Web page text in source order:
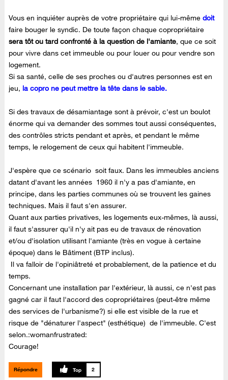
Vous en inquiéter auprès de votre propriétaire qui lui-même doit
faire bouger le syndic. De toute façon chaque copropriétaire
sera tôt ou tard confronté à la question de l'amiante, que ce soit
pour vivre dans cet immeuble ou pour louer ou pour vendre son
logement.
Si sa santé, celle de ses proches ou d'autres personnes est en
jeu, la copro ne peut mettre la tête dans le sable.
Si des travaux de désamiantage sont à prévoir, c'est un boulot
énorme qui va demander des sommes tout aussi conséquentes,
des contrôles stricts pendant et après, et pendant le même
temps, le relogement de ceux qui habitent l'immeuble.
J'espère que ce scénario soit faux. Dans les immeubles anciens
datant d'avant les années 1960 il n'y a pas d'amiante, en
principe, dans les parties communes où se trouvent les gaines
techniques. Mais il faut s'en assurer.
Quant aux parties privatives, les logements eux-mêmes, là aussi,
il faut s'assurer qu'il n'y ait pas eu de travaux de rénovation
et/ou d'isolation utilisant l'amiante (très en vogue à certaine
époque) dans le Bâtiment (BTP inclus).
Il va falloir de l'opiniâtreté et probablement, de la patience et du
temps.
Concernant une installation par l'extérieur, là aussi, ce n'est pas
gagné car il faut l'accord des copropriétaires (peut-être même
des services de l'urbanisme?) si elle est visible de la rue et
risque de "dénaturer l'aspect" (esthétique) de l'immeuble. C'est
selon.:womanfrustrated:
Courage!
Répondre 2